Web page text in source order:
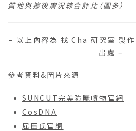
質地與擦後膚況綜合評比（圖多）
– 以上內容為 找 Cha 研究室 製作
出處 –
參考資料&圖片來源
SUNCUT完美防曬噴物官網
CosDNA
屈臣氏官網